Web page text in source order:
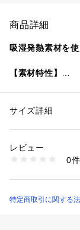
商品詳細
吸湿発熱素材を
【素材特性】
微起毛した肌触
【デザイン】
落ち着いたカラ
アウターなど様
性別：メンズ
素材：本体: ポリ
生産国：中国
サイズ詳細
レビュー
0件
特定商取引に関する